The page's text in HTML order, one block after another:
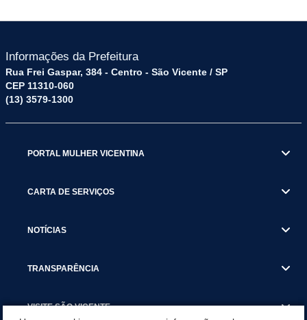
Informações da Prefeitura
Rua Frei Gaspar, 384 - Centro - São Vicente / SP
CEP 11310-060
(13) 3579-1300
PORTAL MULHER VICENTINA
CARTA DE SERVIÇOS
NOTÍCIAS
TRANSPARÊNCIA
VISITE SÃO VICENTE